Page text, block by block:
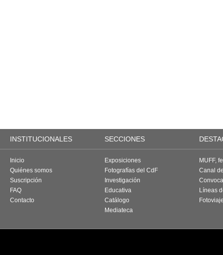
INSTITUCIONALES SECCIONES
Inicio
Quiénes somos
Suscripción
FAQ
Contacto
Exposiciones
Fotografías del CdF
Investigación
Educativa
Catálogo
Mediateca
MUFF,
Canal
Líneas